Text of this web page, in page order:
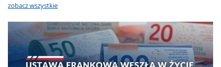
zobacz wszystkie